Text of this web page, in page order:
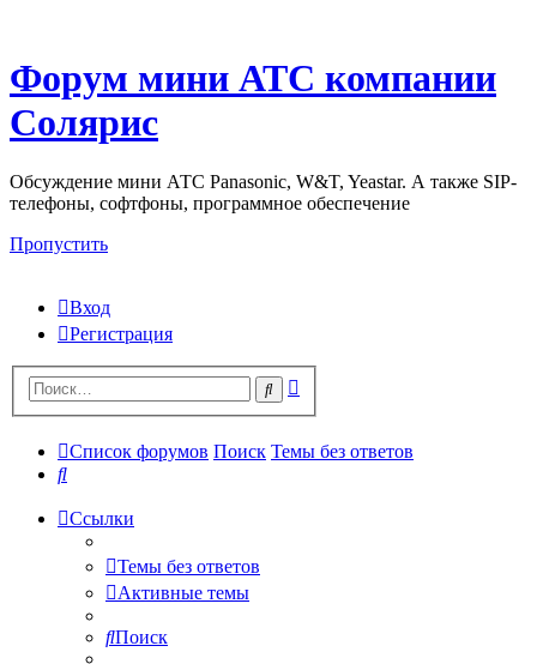
Форум мини АТС компании
Солярис
Обсуждение мини АТС Panasonic, W&T, Yeastar. А также SIP-
телефоны, софтфоны, программное обеспечение
Пропустить
Вход
Регистрация
Поиск
Список форумов Поиск Темы без ответов
Поиск
Ссылки
Темы без ответов
Активные темы
Поиск